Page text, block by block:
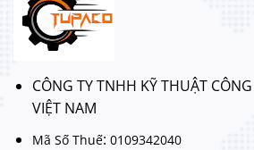
CÔNG TY TNHH KỸ THUẬT
VIỆT NAM
Mã Số Thuế: 0109342040